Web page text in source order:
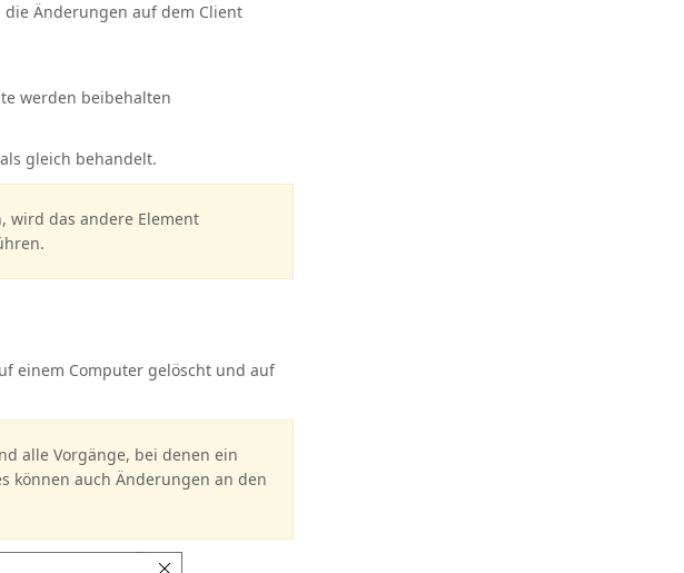
Änderungen auf dem Client
werden beibehalten
gleich behandelt.
wird das andere Element
einem Computer gelöscht und auf
alle Vorgänge, bei denen ein
können auch Änderungen an den